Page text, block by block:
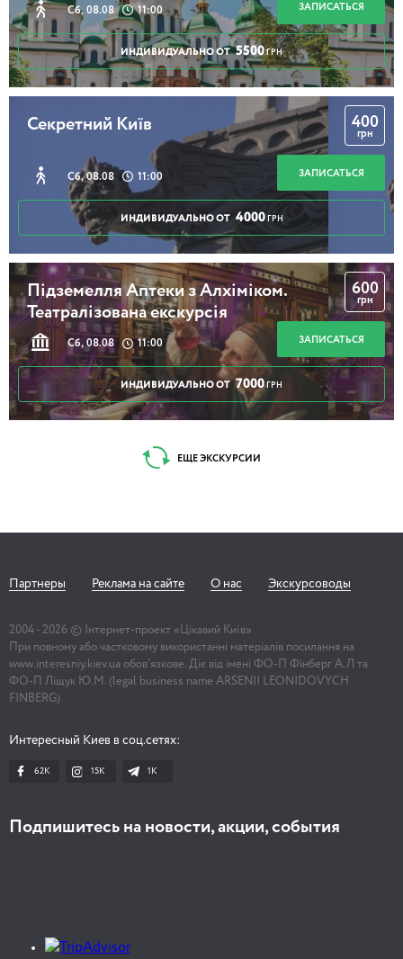
Сб, 08.08 11:00 ЗАПИСАТЬСЯ
ИНДИВИДУАЛЬНО ОТ 5500 ГРН
Секретний Київ
Сб, 08.08 11:00
400
грн
ЗАПИСАТЬСЯ
ИНДИВИДУАЛЬНО ОТ 4000 ГРН
Підземелля Аптеки з Алхіміком.
Театралізована екскурсія
Сб, 08.08 11:00
600
грн
ЗАПИСАТЬСЯ
ИНДИВИДУАЛЬНО ОТ 7000 ГРН
ЕЩЕ ЭКСКУРСИИ
Партнеры Реклама на сайте О нас Экскурсоводы
2004 - 2026 © Інтернет-проект «Цікавий Київ»
При повному або частковому використанні матеріалів посилання на
www.interesniy.kiev.ua обов'язкове. Діє від імені ФО-П Фінберг А.Л та
ФО-П Ліщук Ю.М. (legal business name ARSENII LEONIDOVYCH
FINBERG)
Интересный Киев в соц.сетях:
62K 15K 1К
Подпишитесь на новости, акции, события